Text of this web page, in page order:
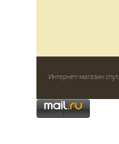
Интернет-магазин